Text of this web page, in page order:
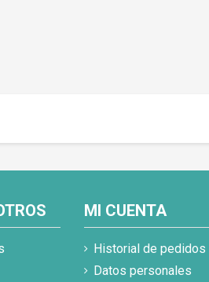
MI CUENTA
Historial de pedidos
Datos personales